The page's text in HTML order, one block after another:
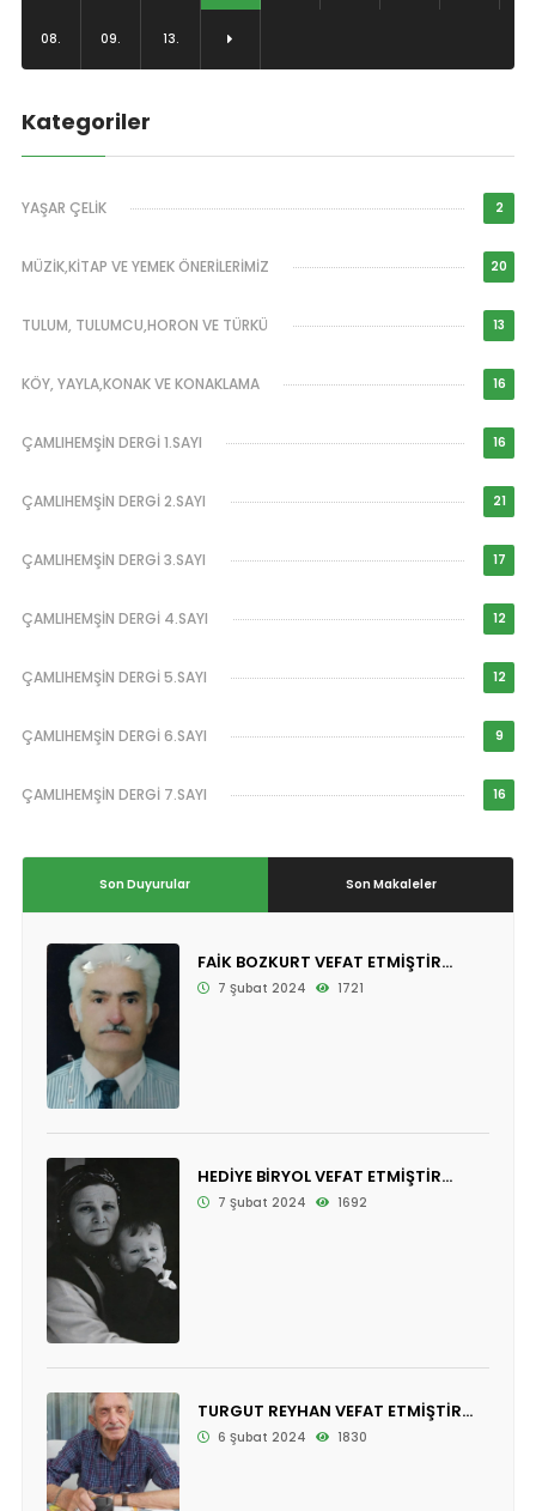
08. 09. 13.
Kategoriler
YAŞAR ÇELİK 2
MÜZİK,KİTAP VE YEMEK ÖNERİLERİMİZ 20
TULUM, TULUMCU,HORON VE TÜRKÜ 13
KÖY, YAYLA,KONAK VE KONAKLAMA 16
ÇAMLIHEMŞİN DERGİ 1.SAYI 16
ÇAMLIHEMŞİN DERGİ 2.SAYI 21
ÇAMLIHEMŞİN DERGİ 3.SAYI 17
ÇAMLIHEMŞİN DERGİ 4.SAYI 12
ÇAMLIHEMŞİN DERGİ 5.SAYI 12
ÇAMLIHEMŞİN DERGİ 6.SAYI 9
ÇAMLIHEMŞİN DERGİ 7.SAYI 16
Son Duyurular Son Makaleler
FAİK BOZKURT VEFAT ETMİŞTİR...
7 Şubat 2024 1721
HEDİYE BİRYOL VEFAT ETMİŞTİR...
7 Şubat 2024 1692
TURGUT REYHAN VEFAT ETMİŞTİR...
6 Şubat 2024 1830